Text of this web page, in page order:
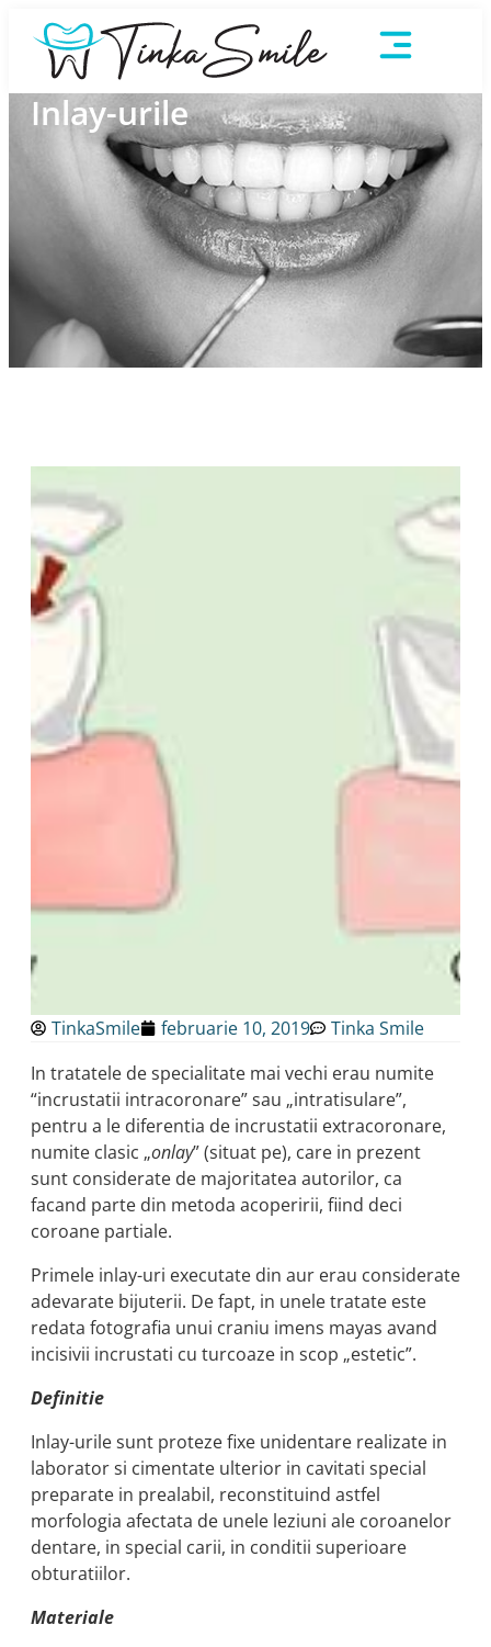
Inlay-urile
TinkaSmile februarie 10, 2019
Tinka Smile
In tratatele de specialitate mai vechi erau numite
“incrustatii intracoronare” sau „intratisulare”,
pentru a le diferentia de incrustatii extracoronare,
numite clasic „onlay” (situat pe), care in prezent
sunt considerate de majoritatea autorilor, ca
facand parte din metoda acoperirii, fiind deci
coroane partiale.
Primele inlay-uri executate din aur erau considerate
adevarate bijuterii. De fapt, in unele tratate este
redata fotografia unui craniu imens mayas avand
incisivii incrustati cu turcoaze in scop „estetic”.
Definitie
Inlay-urile sunt proteze fixe unidentare realizate in
laborator si cimentate ulterior in cavitati special
preparate in prealabil, reconstituind astfel
morfologia afectata de unele leziuni ale coroanelor
dentare, in special carii, in conditii superioare
obturatiilor.
Materiale